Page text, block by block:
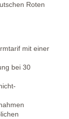
Roten
mit einer
bei 30